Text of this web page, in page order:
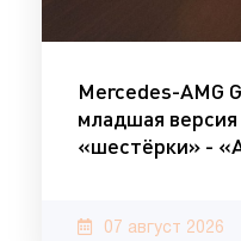
Mercedes-AMG
младшая
«шестёрки» -
07 август 2026